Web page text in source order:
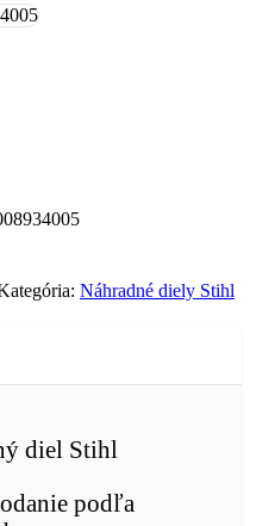
Náhradné diely Stihl
diel Stihl
podľa